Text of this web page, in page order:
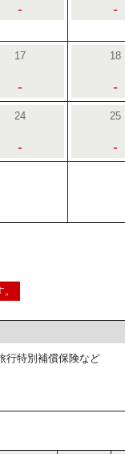
- -
17
-
18
-
24
-
25
-
行特別補償保険など